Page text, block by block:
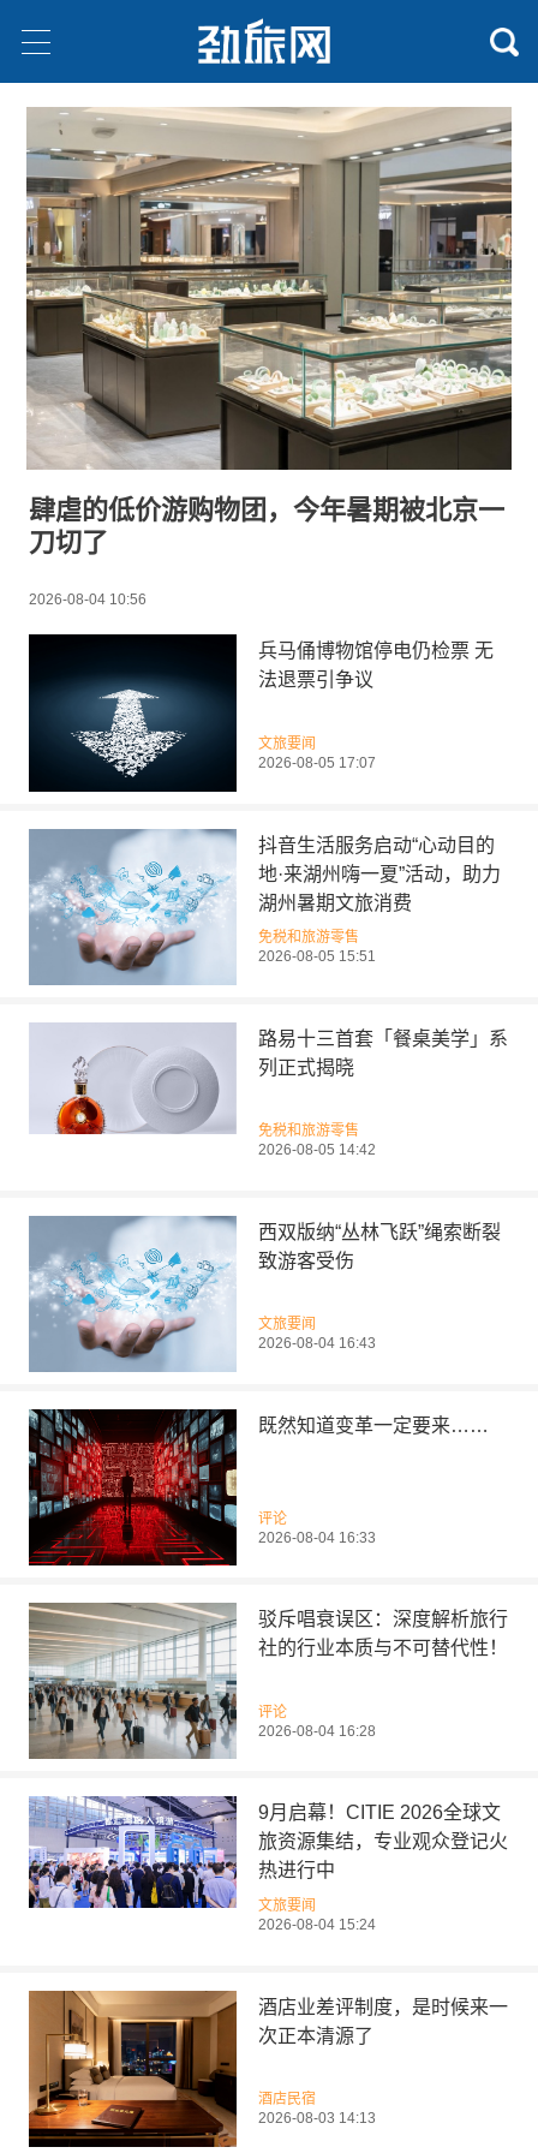
肆虐的低价游购物团，今年暑期被北京一
刀切了
2026-08-04 10:56
兵马俑博物馆停电仍检票 无
法退票引争议
文旅要闻
2026-08-05 17:07
抖音生活服务启动“心动目的
地·来湖州嗨一夏”活动，助力
湖州暑期文旅消费
免税和旅游零售
2026-08-05 15:51
路易十三首套「餐桌美学」系
列正式揭晓
免税和旅游零售
2026-08-05 14:42
西双版纳“丛林飞跃”绳索断裂
致游客受伤
文旅要闻
2026-08-04 16:43
既然知道变革一定要来……
评论
2026-08-04 16:33
驳斥唱衰误区：深度解析旅行
社的行业本质与不可替代性！
评论
2026-08-04 16:28
9月启幕！CITIE 2026全球文
旅资源集结，专业观众登记火
热进行中
文旅要闻
2026-08-04 15:24
酒店业差评制度，是时候来一
次正本清源了
酒店民宿
2026-08-03 14:13